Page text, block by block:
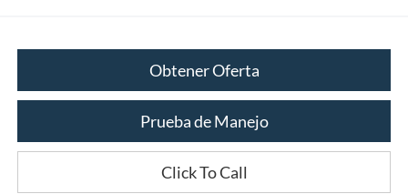
Obtener Oferta
Prueba de Manejo
Click To Call